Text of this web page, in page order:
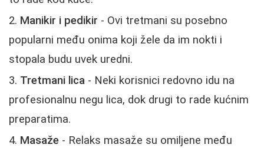
Manikir i pedikir - Ovi tretmani su posebno
popularni među onima koji žele da im nokti i
stopala budu uvek uredni.
Tretmani lica - Neki korisnici redovno idu na
profesionalnu negu lica, dok drugi to rade kućnim
preparatima.
Masaže - Relaks masaže su omiljene među